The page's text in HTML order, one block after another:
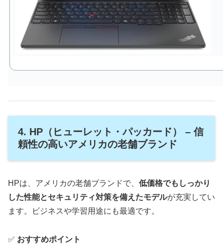
4. HP（ヒューレット・パッカード） – 信
頼性の高いアメリカの老舗ブランド
HPは、アメリカの老舗ブランドで、 低価格でもしっかり
した性能とセキュリティ対策を備えたモデルが充実してい
ます。ビジネスや学習用途にも最適です。
✅ おすすめポイント